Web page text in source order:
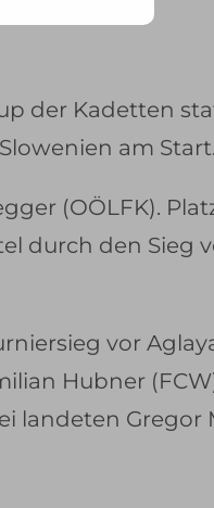
der Kadetten
am Start.
(OÖLFK).
durch den Sieg
vor
Hubner
landeten Gregor